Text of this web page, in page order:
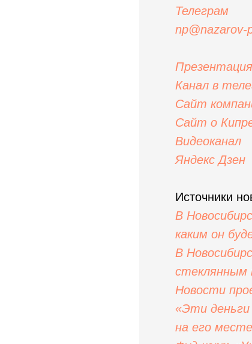
Телеграм
np@nazarov-
Канал в
Сайт
Сайт о
Видеоканал
Яндекс Дзен
Источники
В
каким он
В
стеклянным
Новости
«Эти
на его